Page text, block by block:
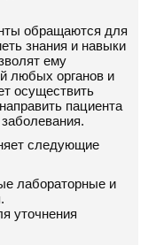
обращаются для
знания и навыки
ему
любых органов и
осуществить
пациента
следующие
лабораторные и
уточнения